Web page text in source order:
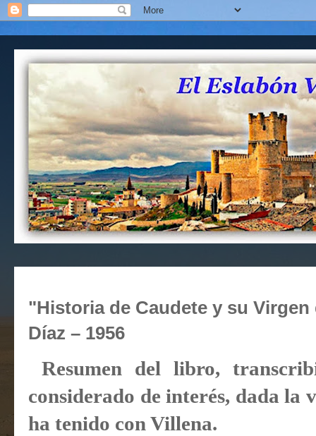
"Historia de Caudete y su
Díaz – 1956
Resumen del libro,
considerado de interés, dada la
ha tenido con Villena.